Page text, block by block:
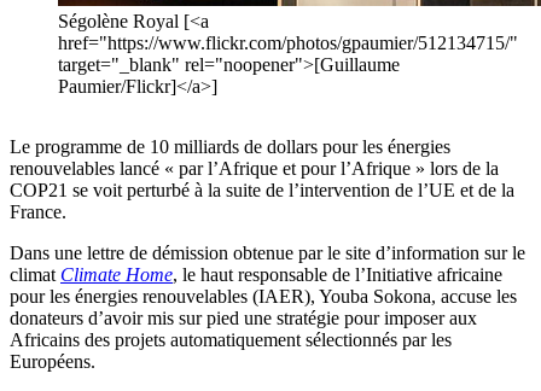
Ségolène Royal [<a
href="https://www.flickr.com/photos/gpaumier/512134715/"
target="_blank" rel="noopener">[Guillaume
Paumier/Flickr]</a>]
Le programme de 10 milliards de dollars pour les énergies
renouvelables lancé « par l’Afrique et pour l’Afrique » lors de la
COP21 se voit perturbé à la suite de l’intervention de l’UE et de la
France.
Dans une lettre de démission obtenue par le site d’information sur le
climat Climate Home, le haut responsable de l’Initiative africaine
pour les énergies renouvelables (IAER), Youba Sokona, accuse les
donateurs d’avoir mis sur pied une stratégie pour imposer aux
Africains des projets automatiquement sélectionnés par les
Européens.